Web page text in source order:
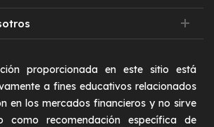
proporcionada en este sitio está
a fines educativos relacionados
en los mercados financieros y no sirve
como recomendación específica de